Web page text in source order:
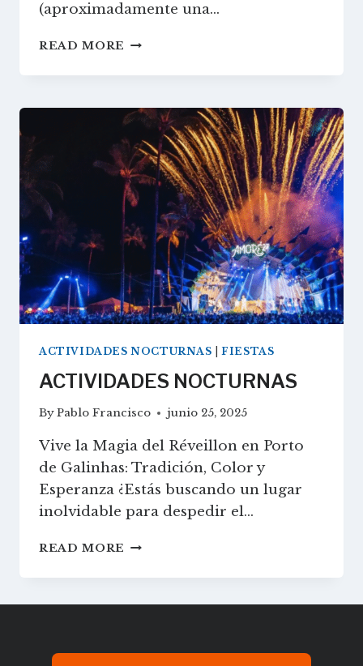
(aproximadamente una…
READ MORE OLINDA:
ENCANTO
Y
LA
MAGIA
DE
SU
CARNAVAL
ACTIVIDADES NOCTURNAS FIESTAS
ACTIVIDADES NOCTURNAS
ByPablo Francisco junio 25, 2025
Vive la Magia del Réveillon en Porto
de Galinhas: Tradición, Color y
Esperanza ¿Estás buscando un lugar
inolvidable para despedir el…
READ MORE ACTIVIDADES